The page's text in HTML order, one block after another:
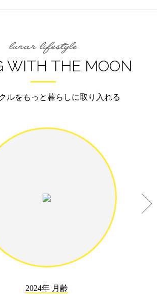
WITH THE MOON
ルをもっと暮らしに取り入れる
2024年 月齢